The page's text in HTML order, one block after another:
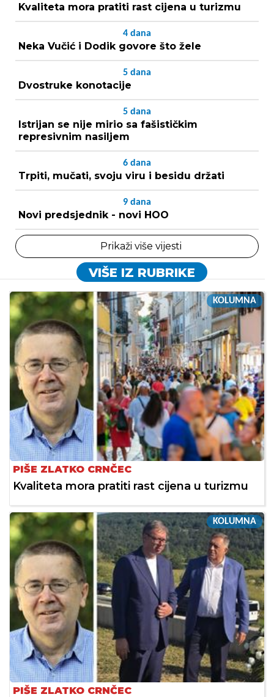
Kvaliteta mora pratiti rast cijena u turizmu
4 dana
Neka Vučić i Dodik govore što žele
5 dana
Dvostruke konotacije
5 dana
Istrijan se nije mirio sa fašističkim
represivnim nasiljem
6 dana
Trpiti, mučati, svoju viru i besidu držati
9 dana
Novi predsjednik - novi HOO
Prikaži više vijesti
VIŠE IZ RUBRIKE
KOLUMNA
PIŠE ZLATKO CRNČEC
Kvaliteta mora pratiti rast cijena u turizmu
KOLUMNA
PIŠE ZLATKO CRNČEC